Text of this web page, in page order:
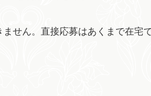
せん。直接応募はあくまで在宅